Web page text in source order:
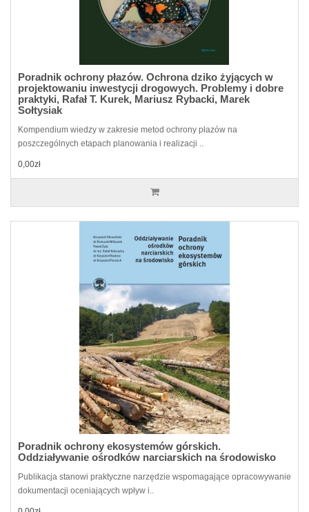
Poradnik ochrony płazów. Ochrona dziko żyjących w
projektowaniu inwestycji drogowych. Problemy i dobre
praktyki, Rafał T. Kurek, Mariusz Rybacki, Marek
Sołtysiak
Kompendium wiedzy w zakresie metod ochrony płazów na
poszczególnych etapach planowania i realizacji ..
0,00zł
Poradnik ochrony ekosystemów górskich.
Oddziaływanie ośrodków narciarskich na środowisko
Publikacja stanowi praktyczne narzędzie wspomagające opracowywanie
dokumentacji oceniających wpływ i..